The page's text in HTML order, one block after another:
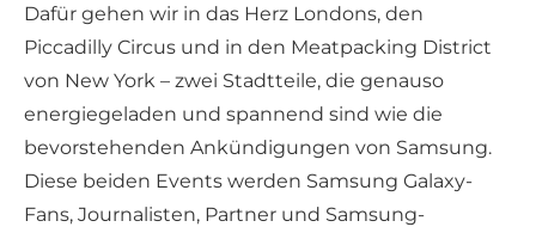
Dafür gehen wir in das Herz Londons, den
Piccadilly Circus und in den Meatpacking District
von New York – zwei Stadtteile, die genauso
energiegeladen und spannend sind wie die
bevorstehenden Ankündigungen von Samsung.
Diese beiden Events werden Samsung Galaxy-
Fans, Journalisten, Partner und Samsung-